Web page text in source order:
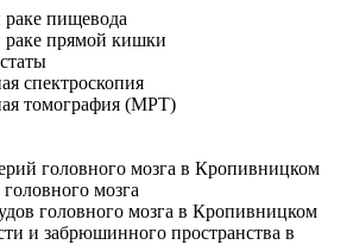
раке пищевода
раке прямой кишки
спектроскопия
томография (МРТ)
головного мозга в Кропивницком
мозга
головного мозга в Кропивницком
и забрюшинного пространства в